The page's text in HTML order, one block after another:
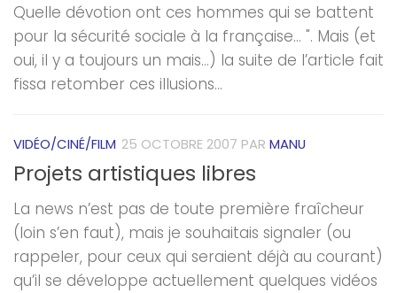
Quelle dévotion ont ces hommes qui se battent
pour la sécurité sociale à la française… ". Mais (et
oui, il y a toujours un mais…) la suite de l’article fait
fissa retomber ces illusions...
VIDÉO/CINÉ/FILM 25 OCTOBRE 2007 PAR MANU
Projets artistiques libres
La news n’est pas de toute première fraîcheur
(loin s’en faut), mais je souhaitais signaler (ou
rappeler, pour ceux qui seraient déjà au courant)
qu’il se développe actuellement quelques vidéos